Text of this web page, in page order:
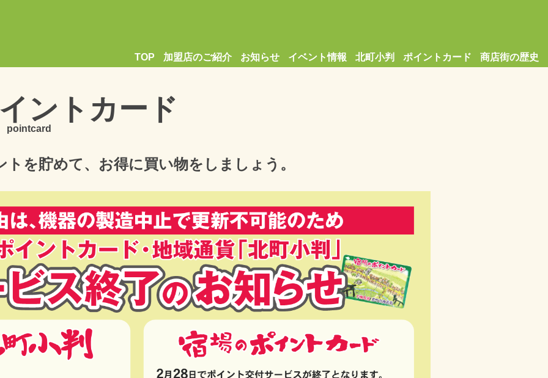
TOP 加盟店のご紹介 お知らせ イベント情報 北町小判 ポイントカード 商店街の歴史
イ ン ト カー ド
pointcard
を貯めて、お得に買い物をしましょう。